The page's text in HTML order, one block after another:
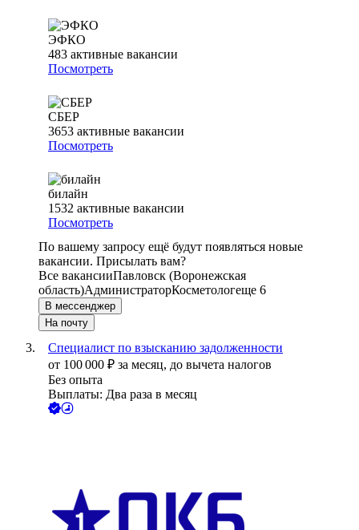
ЭФКО
483 активные вакансии
Посмотреть
СБЕР
3653 активные вакансии
Посмотреть
билайн
1532 активные вакансии
Посмотреть
По вашему запросу ещё будут появляться новые
вакансии. Присылать вам?
Все вакансииПавловск (Воронежская
область)АдминистраторКосметологеще 6
В мессенджер
На почту
Специалист по взысканию задолженности
от 100 000 ₽ за месяц, до вычета налогов
Без опыта
Выплаты: Два раза в месяц